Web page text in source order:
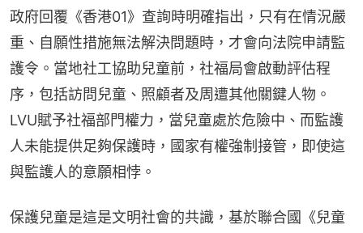
政府回覆《香港01》查詢時明確指出，只有在情況嚴
重、自願性措施無法解決問題時，才會向法院申請監
護令。當地社工協助兒童前，社福局會啟動評估程
序，包括訪問兒童、照顧者及周遭其他關鍵人物。
LVU賦予社福部門權力，當兒童處於危險中、而監護
人未能提供足夠保護時，國家有權強制接管，即使這
與監護人的意願相悖。
保護兒童是這是文明社會的共識，基於聯合國《兒童